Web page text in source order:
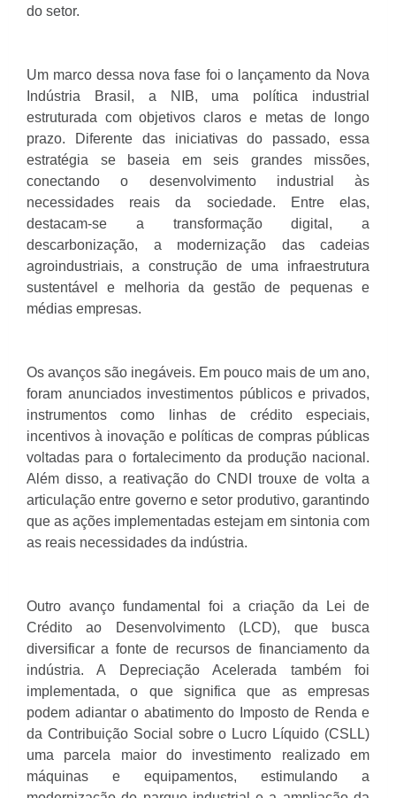
do setor.
Um marco dessa nova fase foi o lançamento da Nova
Indústria Brasil, a NIB, uma política industrial
estruturada com objetivos claros e metas de longo
prazo. Diferente das iniciativas do passado, essa
estratégia se baseia em seis grandes missões,
conectando o desenvolvimento industrial às
necessidades reais da sociedade. Entre elas,
destacam-se a transformação digital, a
descarbonização, a modernização das cadeias
agroindustriais, a construção de uma infraestrutura
sustentável e melhoria da gestão de pequenas e
médias empresas.
Os avanços são inegáveis. Em pouco mais de um ano,
foram anunciados investimentos públicos e privados,
instrumentos como linhas de crédito especiais,
incentivos à inovação e políticas de compras públicas
voltadas para o fortalecimento da produção nacional.
Além disso, a reativação do CNDI trouxe de volta a
articulação entre governo e setor produtivo, garantindo
que as ações implementadas estejam em sintonia com
as reais necessidades da indústria.
Outro avanço fundamental foi a criação da Lei de
Crédito ao Desenvolvimento (LCD), que busca
diversificar a fonte de recursos de financiamento da
indústria. A Depreciação Acelerada também foi
implementada, o que significa que as empresas
podem adiantar o abatimento do Imposto de Renda e
da Contribuição Social sobre o Lucro Líquido (CSLL)
uma parcela maior do investimento realizado em
máquinas e equipamentos, estimulando a